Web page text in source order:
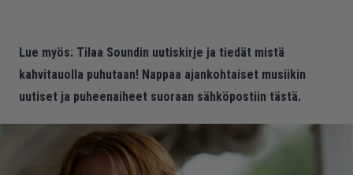
Lue myös: Tilaa Soundin uutiskirje ja tiedät mistä
kahvitauolla puhutaan! Nappaa ajankohtaiset musiikin
uutiset ja puheenaiheet suoraan sähköpostiin tästä.